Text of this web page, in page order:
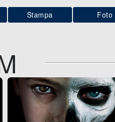
Stampa Foto